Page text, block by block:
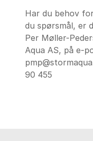
Har du behov
du spørsmål, er
Per Møller-
Aqua AS, på e-
90 455